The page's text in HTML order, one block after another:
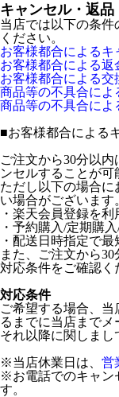
キャンセル・返
当店では以下の条
ください。
お客様都合によるキ
お客様都合による返
お客様都合による交
商品等の不具合によ
商品等の不具合によ
■お客様都合による
ご注文から30分以
ンセルすることが可
ただし以下の場合に
い場合がございます
・楽天会員登録を
・予約購入/定期購
・配送日時指定で
また、ご注文から
対応条件をご確認く
対応条件
ご希望する場合、
るまでに当店までメ
それ以降に関しまし
※当店休業日は、 営
※お電話でのキャン
す。